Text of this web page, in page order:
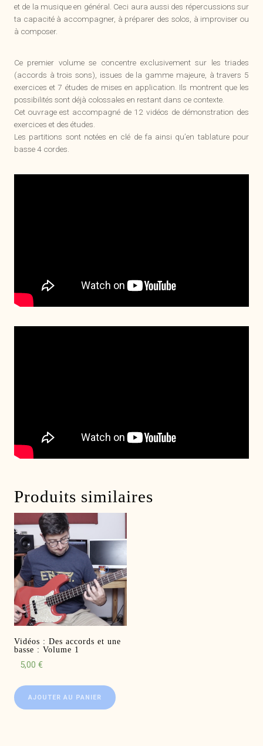
et de la musique en général. Ceci aura aussi des répercussions sur
ta capacité à accompagner, à préparer des solos, à improviser ou
à composer.
Ce premier volume se concentre exclusivement sur les triades
(accords à trois sons), issues de la gamme majeure, à travers 5
exercices et 7 études de mises en application. Ils montrent que les
possibilités sont déjà colossales en restant dans ce contexte.
Cet ouvrage est accompagné de 12 vidéos de démonstration des
exercices et des études.
Les partitions sont notées en clé de fa ainsi qu’en tablature pour
basse 4 cordes.
Produits similaires
Vidéos : Des accords et une
basse : Volume 1
5,00 €
AJOUTER AU PANIER